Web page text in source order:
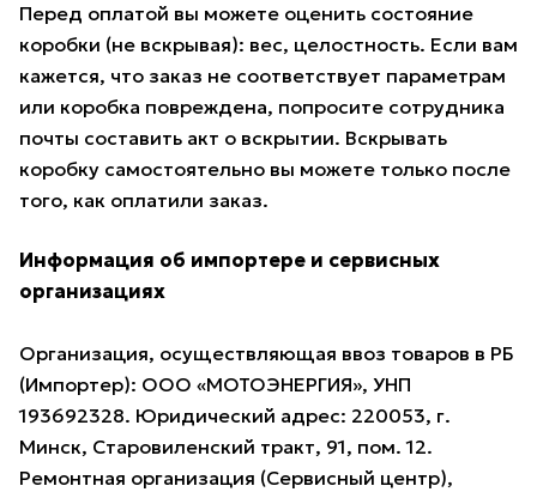
Перед оплатой вы можете оценить состояние
коробки (не вскрывая): вес, целостность. Если вам
кажется, что заказ не соответствует параметрам
или коробка повреждена, попросите сотрудника
почты составить акт о вскрытии. Вскрывать
коробку самостоятельно вы можете только после
того, как оплатили заказ.
Информация об импортере и сервисных
организациях
Организация, осуществляющая ввоз товаров в РБ
(Импортер): ООО «МОТОЭНЕРГИЯ», УНП
193692328. Юридический адрес: 220053, г.
Минск, Старовиленский тракт, 91, пом. 12.
Ремонтная организация (Сервисный центр),